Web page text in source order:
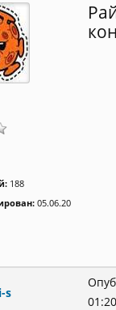
188
05.06.20
s
01:20